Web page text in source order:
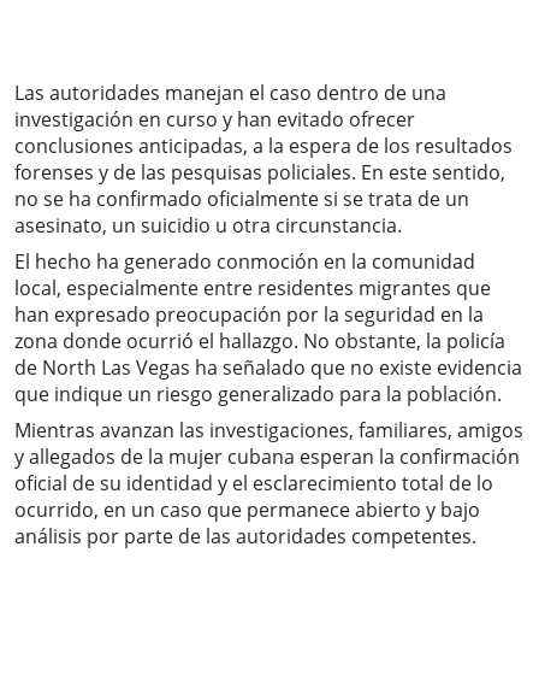
Las autoridades manejan el caso dentro de una
investigación en curso y han evitado ofrecer
conclusiones anticipadas, a la espera de los resultados
forenses y de las pesquisas policiales. En este sentido,
no se ha confirmado oficialmente si se trata de un
asesinato, un suicidio u otra circunstancia.
El hecho ha generado conmoción en la comunidad
local, especialmente entre residentes migrantes que
han expresado preocupación por la seguridad en la
zona donde ocurrió el hallazgo. No obstante, la policía
de North Las Vegas ha señalado que no existe evidencia
que indique un riesgo generalizado para la población.
Mientras avanzan las investigaciones, familiares, amigos
y allegados de la mujer cubana esperan la confirmación
oficial de su identidad y el esclarecimiento total de lo
ocurrido, en un caso que permanece abierto y bajo
análisis por parte de las autoridades competentes.